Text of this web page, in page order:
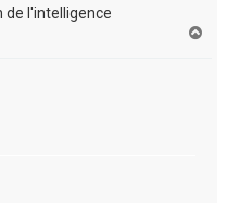
de l'intelligence